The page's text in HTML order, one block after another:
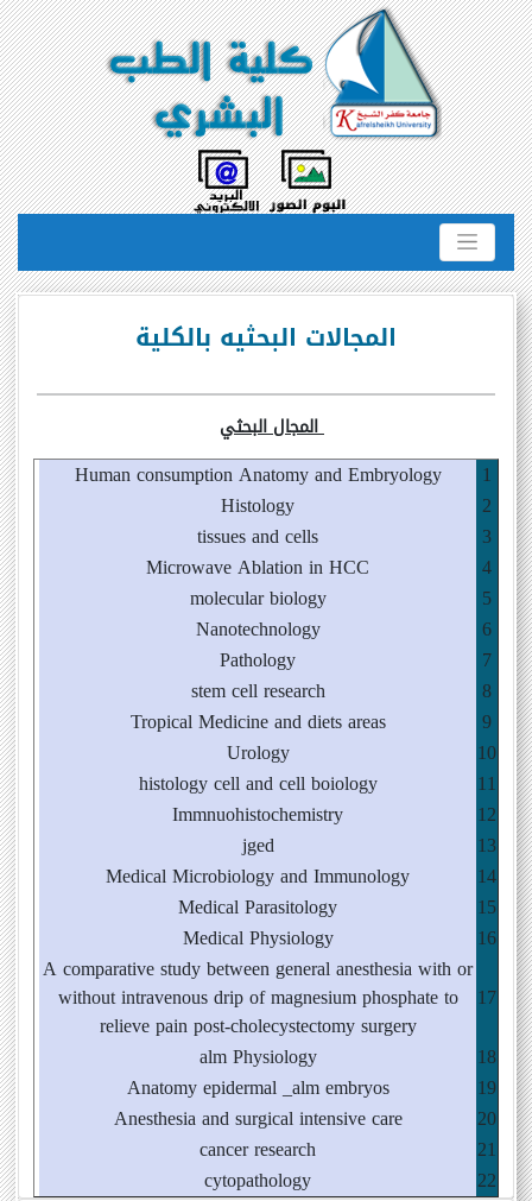
المجالات البحثيه بالكلية
المجال البحثي
1
Human consumption Anatomy and Embryology
2
Histology
3
tissues and cells
4
Microwave Ablation in HCC
5
molecular biology
6
Nanotechnology
7
Pathology
8
stem cell research
9
Tropical Medicine and diets areas
10
Urology
11
histology cell and cell boiology
12
Immnuohistochemistry
13
jged
14
Medical Microbiology and Immunology
15
Medical Parasitology
16
Medical Physiology
17
A comparative study between general anesthesia with or
without intravenous drip of magnesium phosphate to
relieve pain post-cholecystectomy surgery
18
alm Physiology
19
Anatomy epidermal _alm embryos
20
Anesthesia and surgical intensive care
21
cancer research
22
cytopathology